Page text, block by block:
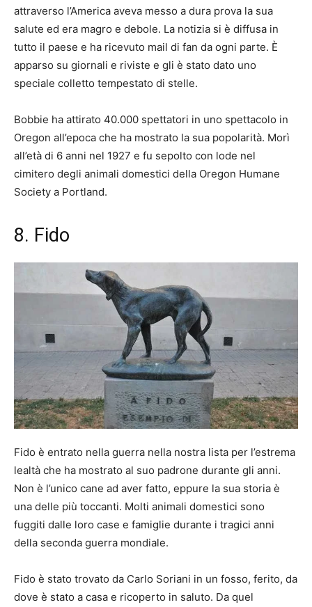
attraverso l’America aveva messo a dura prova la sua
salute ed era magro e debole. La notizia si è diffusa in
tutto il paese e ha ricevuto mail di fan da ogni parte. È
apparso su giornali e riviste e gli è stato dato uno
speciale colletto tempestato di stelle.
Bobbie ha attirato 40.000 spettatori in uno spettacolo in
Oregon all’epoca che ha mostrato la sua popolarità. Morì
all’età di 6 anni nel 1927 e fu sepolto con lode nel
cimitero degli animali domestici della Oregon Humane
Society a Portland.
8. Fido
Fido è entrato nella guerra nella nostra lista per l’estrema
lealtà che ha mostrato al suo padrone durante gli anni.
Non è l’unico cane ad aver fatto, eppure la sua storia è
una delle più toccanti. Molti animali domestici sono
fuggiti dalle loro case e famiglie durante i tragici anni
della seconda guerra mondiale.
Fido è stato trovato da Carlo Soriani in un fosso, ferito, da
dove è stato a casa e ricoperto in saluto. Da quel